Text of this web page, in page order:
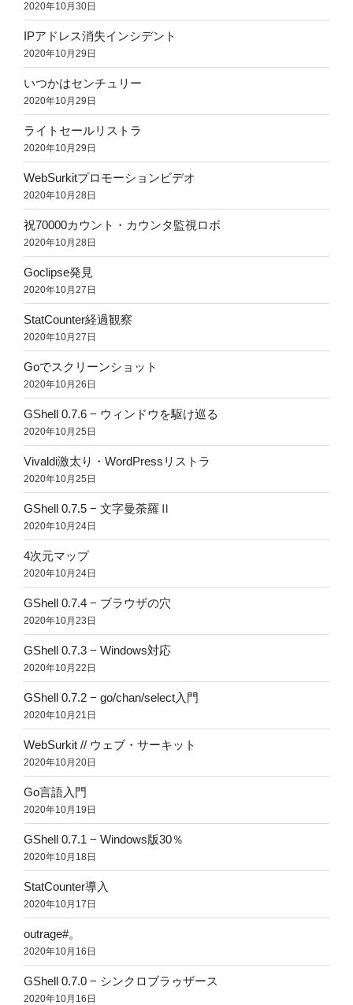
2020年10月30日
IPアドレス消失インシデント
2020年10月29日
いつかはセンチュリー
2020年10月29日
ライトセールリストラ
2020年10月29日
WebSurkitプロモーションビデオ
2020年10月28日
祝70000カウント・カウンタ監視ロボ
2020年10月28日
Goclipse発見
2020年10月27日
StatCounter経過観察
2020年10月27日
Goでスクリーンショット
2020年10月26日
GShell 0.7.6 − ウィンドウを駆け巡る
2020年10月25日
Vivaldi激太り・WordPressリストラ
2020年10月25日
GShell 0.7.5 − 文字曼荼羅Ⅱ
2020年10月24日
4次元マップ
2020年10月24日
GShell 0.7.4 − ブラウザの穴
2020年10月23日
GShell 0.7.3 − Windows対応
2020年10月22日
GShell 0.7.2 − go/chan/select入門
2020年10月21日
WebSurkit // ウェブ・サーキット
2020年10月20日
Go言語入門
2020年10月19日
GShell 0.7.1 − Windows版30％
2020年10月18日
StatCounter導入
2020年10月17日
outrage#。
2020年10月16日
GShell 0.7.0 − シンクロブラゥザース
2020年10月16日